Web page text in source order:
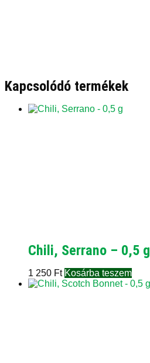
Kapcsolódó termékek
Chili, Serrano – 0,5 g
1 250 Ft Kosárba teszem